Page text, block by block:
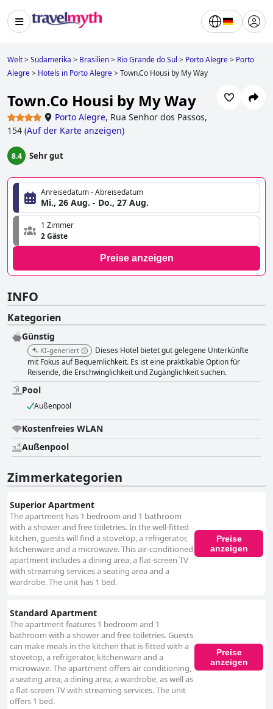
Welt>Südamerika > Brasilien> Rio Grande do Sul > Porto Alegre> Porto
Alegre> Hotels in Porto Alegre>Town.Co Housi by My Way
Town.Co Housi by My Way
Porto Alegre, Rua Senhor dos Passos,
154 (Auf der Karte anzeigen)
8.4 Sehr gut
Anreisedatum - Abreisedatum
Mi., 26 Aug. - Do., 27 Aug.
1 Zimmer
2 Gäste
Preise anzeigen
INFO
Kategorien
Günstig
KI-generiert
Dieses Hotel bietet gut gelegene Unterkünfte
mit Fokus auf Bequemlichkeit. Es ist eine praktikable Option für
Reisende, die Erschwinglichkeit und Zugänglichkeit suchen.
Pool
Außenpool
Kostenfreies WLAN
Außenpool
Zimmerkategorien
Superior Apartment
The apartment has 1 bedroom and 1 bathroom
with a shower and free toiletries. In the well-fitted
kitchen, guests will find a stovetop, a refrigerator,
kitchenware and a microwave. This air-conditioned
apartment includes a dining area, a flat-screen TV
with streaming services a seating area and a
wardrobe. The unit has 1 bed.
Preise
anzeigen
Standard Apartment
The apartment features 1 bedroom and 1
bathroom with a shower and free toiletries. Guests
can make meals in the kitchen that is fitted with a
stovetop, a refrigerator, kitchenware and a
microwave. The apartment offers air conditioning,
a seating area, a dining area, a wardrobe, as well as
a flat-screen TV with streaming services. The unit
offers 1 bed.
Preise
anzeigen